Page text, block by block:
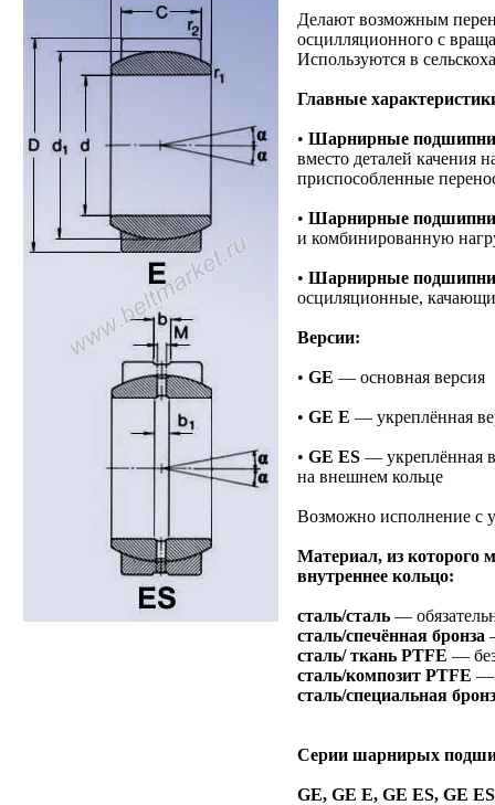
Делают возможным
осцилляционного с
Используются в
Главные
• Шарнирные
вместо деталей качения
приспособленные
• Шарнирные
и комбинированную
• Шарнирные
осциляционные,
Версии:
• GE — основная версия
• GE E — укреплённая
• GE ES — укреплённая
на внешнем кольце
Возможно исполнение с
Материал, из которого
внутреннее кольцо:
сталь/сталь —
сталь/спечённая бронза
сталь/ ткань PTFE —
сталь/композит PTFE —
сталь/специальная
Серии шарнирых
GE, GE E, GE ES, GE